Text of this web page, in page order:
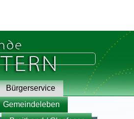
Bürgerservice
Gemeindeleben